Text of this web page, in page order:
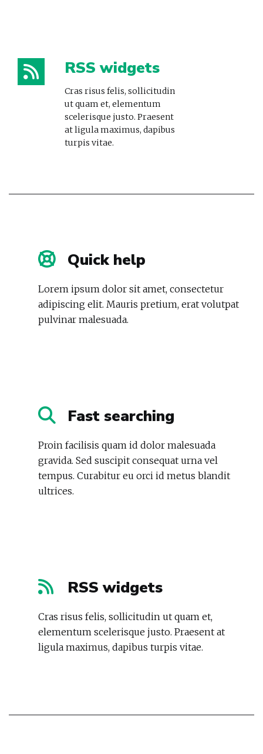
RSS widgets
Cras risus felis, sollicitudin
ut quam et, elementum
scelerisque justo. Praesent
at ligula maximus, dapibus
turpis vitae.
Quick help
Lorem ipsum dolor sit amet, consectetur
adipiscing elit. Mauris pretium, erat volutpat
pulvinar malesuada.
Fast searching
Proin facilisis quam id dolor malesuada
gravida. Sed suscipit consequat urna vel
tempus. Curabitur eu orci id metus blandit
ultrices.
RSS widgets
Cras risus felis, sollicitudin ut quam et,
elementum scelerisque justo. Praesent at
ligula maximus, dapibus turpis vitae.